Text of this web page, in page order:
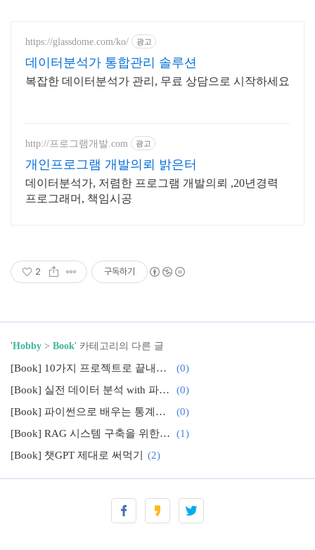
https://glassdome.com/ko/ 광고
데이터분석가 통합관리 솔루션
복잡한 데이터분석가 관리, 무료 상담으로 시작하세요
http://프로그램개발.com 광고
개인프로그램 개발의뢰 밝은터
데이터분석가, 저렴한 프로그램 개발의뢰 ,20년경력
프로그래머, 책임시공
2 구독하기
'Hobby > Book' 카테고리의 다른 글
[Book] 10가지 프로젝트로 끝내는 트랜스포머 활용 가이드 with 파이토치
(0)
[Book] 실전 데이터 분석 with 파이썬
(0)
[Book] 파이썬으로 배우는 통계학 교과서 2판
(0)
[Book] RAG 시스템 구축을 위한 랭체인 실전 가이드
(1)
[Book] 챗GPT 제대로 써먹기
(2)
[Book] 이미지 처리 바이블 (1)
[Book] AI를 위한 필수 수학
(0)